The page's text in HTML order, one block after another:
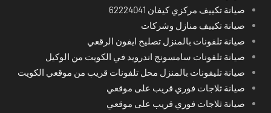
صيانة تكييف مركزي كيفان 62224041
صيانة تكييف منازل وشركات
صيانة تلفونات بالمنزل تصليح ايفون الرقعي
صيانة تلفونات سامسونج اندرويد في الكويت من الوكيل
صيانة تليفونات بالمنزل محل تلفونات قريب من موقعي الكويت
صيانة ثلاجات فوري قريب على موقعي
صيانة ثلاجات فوري قريب على موقعي